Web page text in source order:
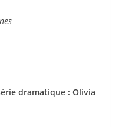
dramatique : Olivia